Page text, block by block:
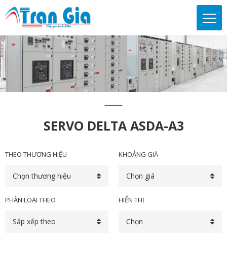
SERVO DELTA ASDA-A3
THEO THƯƠNG HIỆU
Chọn thương hiệu
KHOẢNG GIÁ
Chọn giá
PHÂN LOẠI THEO
Sắp xếp theo
HIỂN THỊ
Chọn